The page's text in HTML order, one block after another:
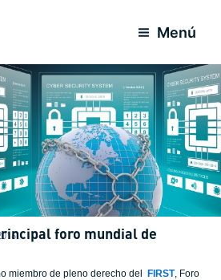
Menú
foro mundial de
miembro de pleno derecho del FIRST, Foro